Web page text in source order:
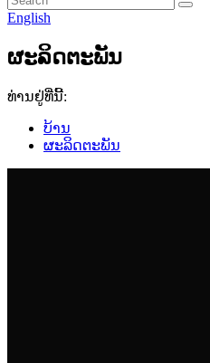
English
ຜະລິດຕະພັນ
ທ່ານຢູ່ທີ່ນີ້:
ບ້ານ
ຜະລິດຕະພັນ